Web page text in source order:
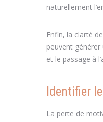
naturellement
Enfin, la clarté
peuvent
et le passage à
Identifier
La perte de